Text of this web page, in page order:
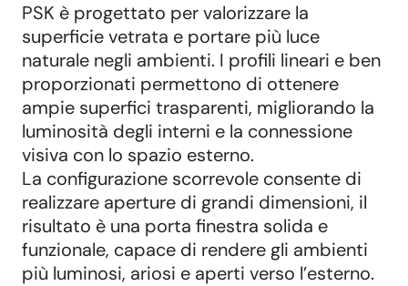
PSK è progettato per valorizzare la
superficie vetrata e portare più luce
naturale negli ambienti. I profili lineari e ben
proporzionati permettono di ottenere
ampie superfici trasparenti, migliorando la
luminosità degli interni e la connessione
visiva con lo spazio esterno.
La configurazione scorrevole consente di
realizzare aperture di grandi dimensioni, il
risultato è una porta finestra solida e
funzionale, capace di rendere gli ambienti
più luminosi, ariosi e aperti verso l’esterno.